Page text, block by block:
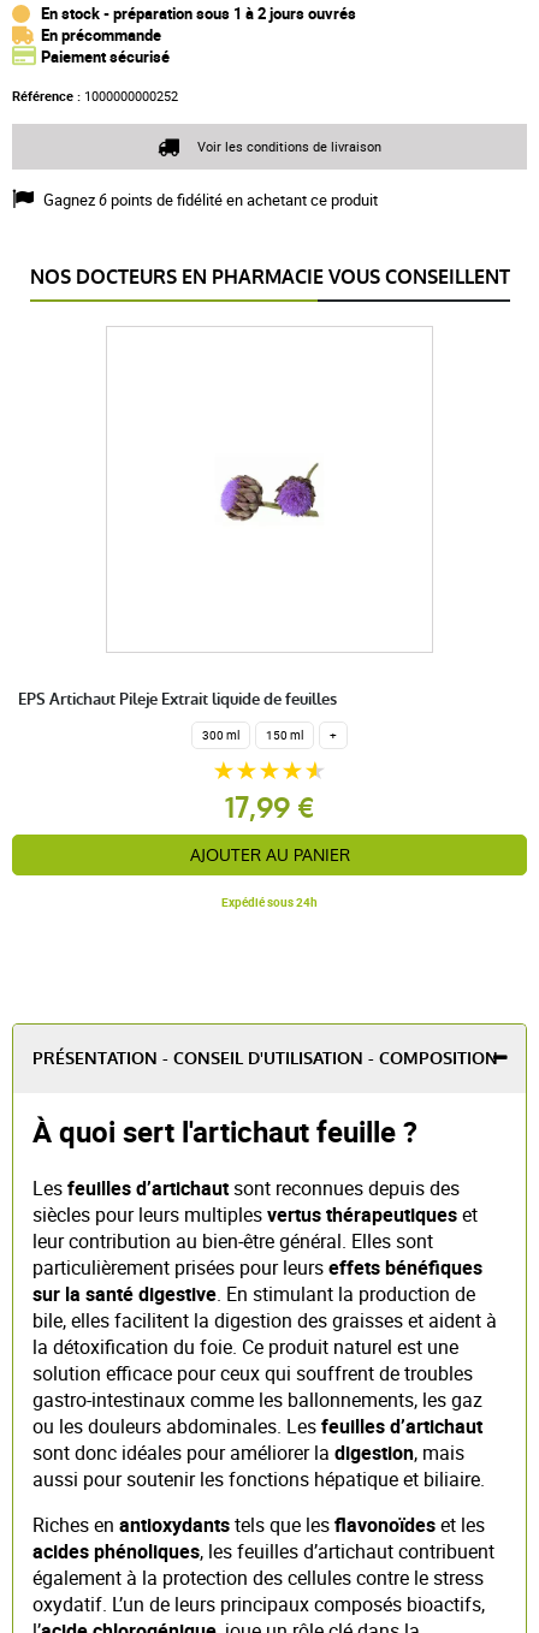
En stock - préparation sous 1 à 2 jours ouvrés
En précommande
Paiement sécurisé
Référence : 1000000000252
Gagnez6points de fidélité en achetant ce produit
Voir les conditions de livraison
NOS DOCTEURS EN PHARMACIE VOUS CONSEILLENT
EPS Artichaut Pileje Extrait liquide de feuilles
300 ml 150 ml +
17,99 €
AJOUTER AU PANIER
Expédié sous 24h
PRÉSENTATION - CONSEIL D'UTILISATION - COMPOSITION
À quoi sert l'artichaut feuille ?
Lesfeuilles d’artichautsont reconnues depuis des
siècles pour leurs multiplesvertus thérapeutiqueset
leur contribution au bien-être général. Elles sont
particulièrement prisées pour leurseffets bénéfiques
sur la santé digestive. En stimulant la production de
bile, elles facilitent la digestion des graisses et aident à
la détoxification du foie. Ce produit naturel est une
solution efficace pour ceux qui souffrent de troubles
gastro-intestinaux comme les ballonnements, les gaz
ou les douleurs abdominales. Lesfeuilles d’artichaut
sont donc idéales pour améliorer la digestion, mais
aussi pour soutenir les fonctions hépatique et biliaire.
Riches en antioxydantstels que lesflavonoïdeset les
acides phénoliques, les feuilles d’artichaut contribuent
également à la protection des cellules contre le stress
oxydatif. L’un de leurs principaux composés bioactifs,